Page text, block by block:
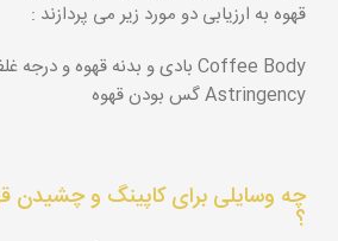
قهوه به ارزیابی دو مورد زیر می پردازند :
Coffee Body بادی و بدنه قهوه و درجه غلظت قهوه
Astringency گس بودن قهوه
چه وسایلی برای کاپینگ و چشیدن
؟